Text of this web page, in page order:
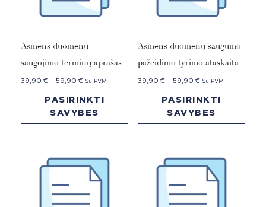
Asmens duomenų
saugojimo terminų aprašas
39,90€ – 59,90€ Su PVM
PASIRINKTI
SAVYBES
Asmens duomenų saugumo
pažeidimo tyrimo ataskaita
39,90€ – 59,90€ Su PVM
PASIRINKTI
SAVYBES